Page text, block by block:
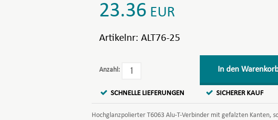
23.36 EUR
Artikelnr: ALT76-25
Anzahl: In den
SCHNELLE LIEFERUNGEN SICHERER KAUF
Hochglanzpolierter T6063 Alu-T-Verbinder mit gefalzten Kanten,